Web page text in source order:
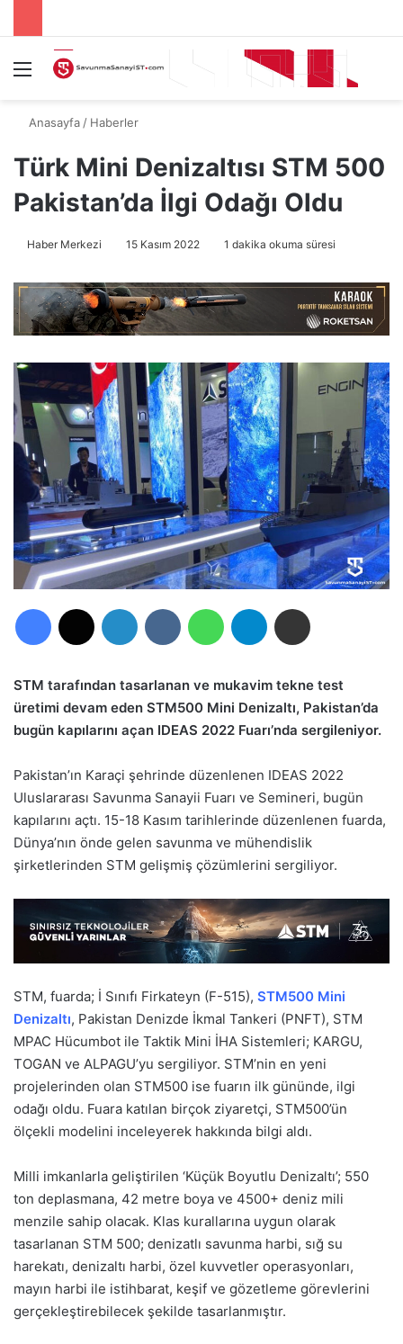
Menü
Anasayfa / Haberler
Türk Mini Denizaltısı STM 500
Pakistan’da İlgi Odağı Oldu
Haber Merkezi 15 Kasım 2022 1 dakika okuma süresi
STM tarafından tasarlanan ve mukavim tekne test
üretimi devam eden STM500 Mini Denizaltı, Pakistan’da
bugün kapılarını açan IDEAS 2022 Fuarı’nda sergileniyor.
Pakistan’ın Karaçi şehrinde düzenlenen IDEAS 2022
Uluslararası Savunma Sanayii Fuarı ve Semineri, bugün
kapılarını açtı. 15-18 Kasım tarihlerinde düzenlenen fuarda,
Dünya’nın önde gelen savunma ve mühendislik
şirketlerinden STM gelişmiş çözümlerini sergiliyor.
STM, fuarda; İ Sınıfı Firkateyn (F-515), STM500 Mini
Denizaltı, Pakistan Denizde İkmal Tankeri (PNFT), STM
MPAC Hücumbot ile Taktik Mini İHA Sistemleri; KARGU,
TOGAN ve ALPAGU’yu sergiliyor. STM’nin en yeni
projelerinden olan STM500 ise fuarın ilk gününde, ilgi
odağı oldu. Fuara katılan birçok ziyaretçi, STM500’ün
ölçekli modelini inceleyerek hakkında bilgi aldı.
Milli imkanlarla geliştirilen ‘Küçük Boyutlu Denizaltı’; 550
ton deplasmana, 42 metre boya ve 4500+ deniz mili
menzile sahip olacak. Klas kurallarına uygun olarak
tasarlanan STM 500; denizatlı savunma harbi, sığ su
harekatı, denizaltı harbi, özel kuvvetler operasyonları,
mayın harbi ile istihbarat, keşif ve gözetleme görevlerini
gerçekleştirebilecek şekilde tasarlanmıştır.